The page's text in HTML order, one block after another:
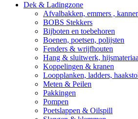
Dek & Ladingzone
Afvalbakken, emmers ,
BOBS Stekkers
Bijboten en toebehoren
Boenen, poetsen, polijsten
Fenders & wrijfhouten
Hang & sluitwerk,
Koppelingen & kranen
Loopplanken, ladders,
Meten & Peilen
Pakkingen
Pompen
Poetslappen & Oilspill